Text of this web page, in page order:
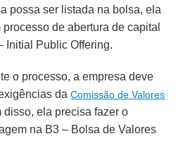
possa ser listada na bolsa, ela
de abertura de capital
Initial Public Offering.
o processo, a empresa deve
daComissão de Valores
disso, ela precisa fazer o
na B3 – Bolsa de Valores